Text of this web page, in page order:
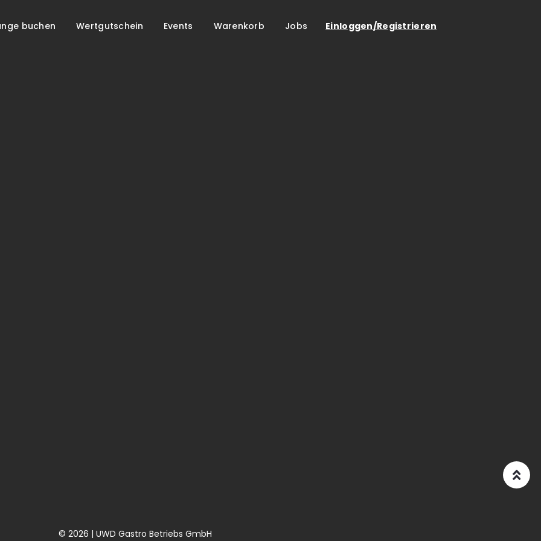
Einloggen/Registrieren
buchen Wertgutschein Events Warenkorb Jobs
© 2026 | UWD Gastro Betriebs GmbH